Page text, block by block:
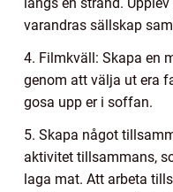
varandras sällskap
4. Filmkväll: Skapa en
genom att välja ut era
gosa upp er i soffan.
5. Skapa något
aktivitet tillsammans,
laga mat. Att arbeta